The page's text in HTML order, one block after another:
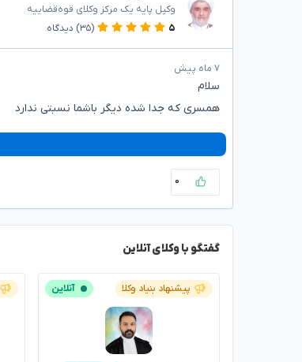
وکیل پایه یک مرکز وکلای قوه‌قضاییه
۵
(۳۵) دیدگاه
۷ ماه پیش
سلام
همسری که جدا شده دیگر باشما نسبتی ندارد
۰
گفتگو با وکلای آنلاین
پیشنهاد بنیاد وکلا آنلاین